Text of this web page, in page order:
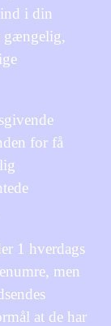
ind i din
gængelig,
for få
1 hverdags
men
at de har